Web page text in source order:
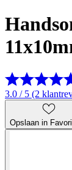
3.0 / 5 (2
Opslaan in